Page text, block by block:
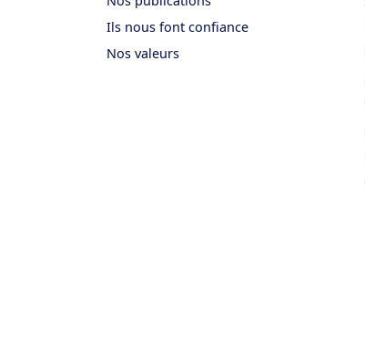
Ils nous font confiance
Nos valeurs